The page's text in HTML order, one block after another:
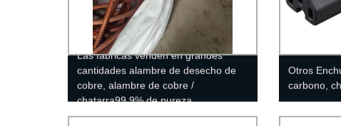
Las fábricas venden en grandes
cantidades alambre de desecho de
cobre, alambre de cobre /
chatarra99.9% de pureza
Otros
carbono,